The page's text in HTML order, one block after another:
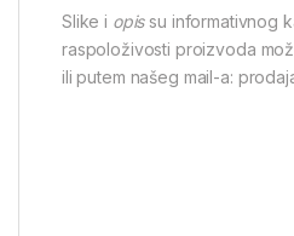
Slike i opissu informativnog
raspoloživosti proizvoda
ili putem našeg mail-a: